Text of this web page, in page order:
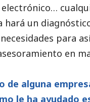
hará un
para
en
de alguna
le ha ayudado